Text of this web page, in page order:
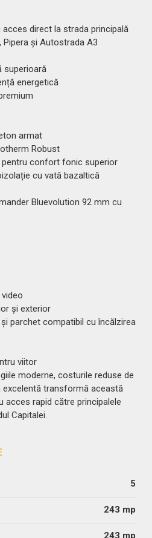
acces direct la strada principală
Pipera și Autostrada A3
superioară
energetică
armat
Robust
pentru confort fonic superior
cu vată bazaltică
Bluevolution 92 mm cu
și exterior
parchet compatibil cu încălzirea
viitor
moderne, costurile reduse de
transformă această
acces rapid către principalele
Capitalei.
5
243 mp
243 mp